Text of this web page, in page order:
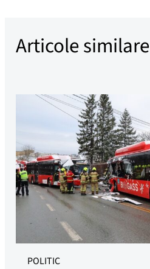
Articole similare
Foto: SHK
POLITIC